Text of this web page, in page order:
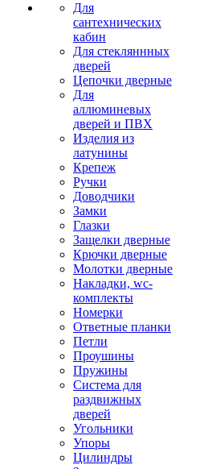
Для
сантехнических
кабин
Для стекляннных
дверей
Цепочки дверные
Для
аллюминевых
дверей и ПВХ
Изделия из
латунины
Крепеж
Ручки
Доводчики
Замки
Глазки
Защелки дверные
Крючки дверные
Молотки дверные
Накладки, wc-
комплекты
Номерки
Ответные планки
Петли
Проушины
Пружины
Система для
раздвижных
дверей
Угольники
Упоры
Цилиндры